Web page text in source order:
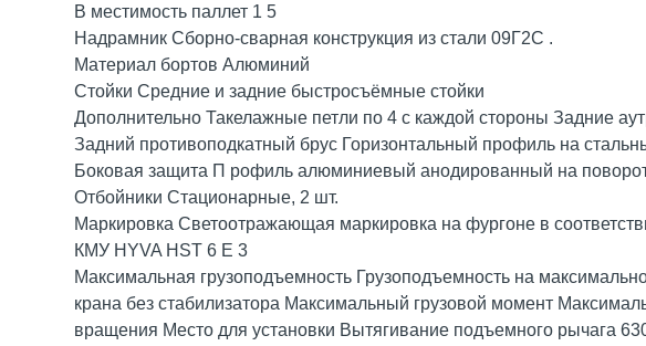
В местимость паллет 1 5
Надрамник Сборно-сварная конструкция из стали 09Г2С .
Материал бортов Алюминий
Стойки Средние и задние быстросъёмные стойки
Дополнительно Такелажные петли по 4 с каждой стороны Задние
Задний противоподкатный брус Горизонтальный профиль на
Боковая защита П рофиль алюминиевый анодированный на
Отбойники Стационарные, 2 шт.
Маркировка Светоотражающая маркировка на фургоне в
КМУ HYVA HST 6 E 3
Максимальная грузоподъемность Грузоподъемность на
крана без стабилизатора Максимальный грузовой момент
вращения Место для установки Вытягивание подъемного рычага